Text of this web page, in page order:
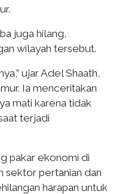
juga hilang,
wilayah tersebut.
ujar Adel Shaath,
Ia menceritakan
mati karena tidak
terjadi
pakar ekonomi di
sektor pertanian dan
harapan untuk